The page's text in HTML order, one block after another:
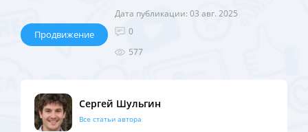
Продвижение
Дата публикации: 03 авг. 2025
0
577
Сергей Шульгин
Все статьи автора